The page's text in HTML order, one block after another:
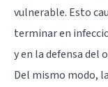
vulnerable. Esto
terminar en
y en la defensa del
Del mismo modo,